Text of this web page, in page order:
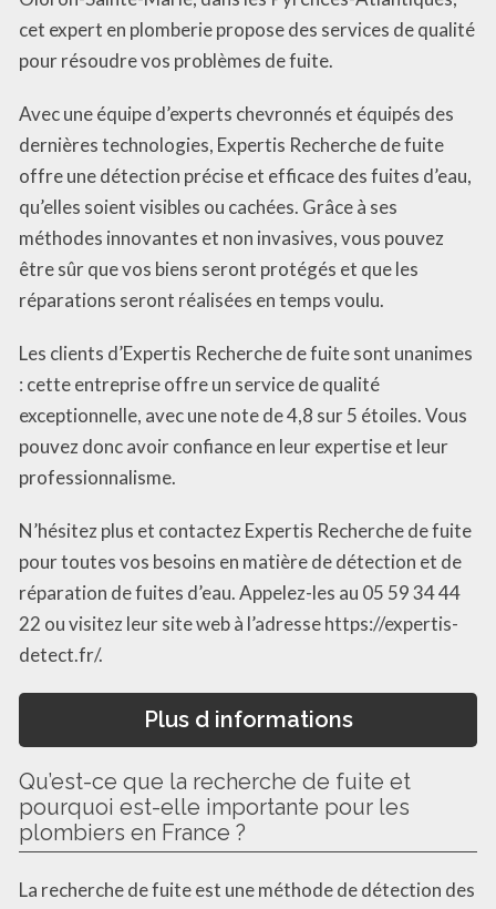
cet expert en plomberie propose des services de qualité
pour résoudre vos problèmes de fuite.
Avec une équipe d’experts chevronnés et équipés des
dernières technologies, Expertis Recherche de fuite
offre une détection précise et efficace des fuites d’eau,
qu’elles soient visibles ou cachées. Grâce à ses
méthodes innovantes et non invasives, vous pouvez
être sûr que vos biens seront protégés et que les
réparations seront réalisées en temps voulu.
Les clients d’Expertis Recherche de fuite sont unanimes
: cette entreprise offre un service de qualité
exceptionnelle, avec une note de 4,8 sur 5 étoiles. Vous
pouvez donc avoir confiance en leur expertise et leur
professionnalisme.
N’hésitez plus et contactez Expertis Recherche de fuite
pour toutes vos besoins en matière de détection et de
réparation de fuites d’eau. Appelez-les au 05 59 34 44
22 ou visitez leur site web à l’adresse https://expertis-
detect.fr/.
Plus d informations
Qu’est-ce que la recherche de fuite et
pourquoi est-elle importante pour les
plombiers en France ?
La recherche de fuite est une méthode de détection des